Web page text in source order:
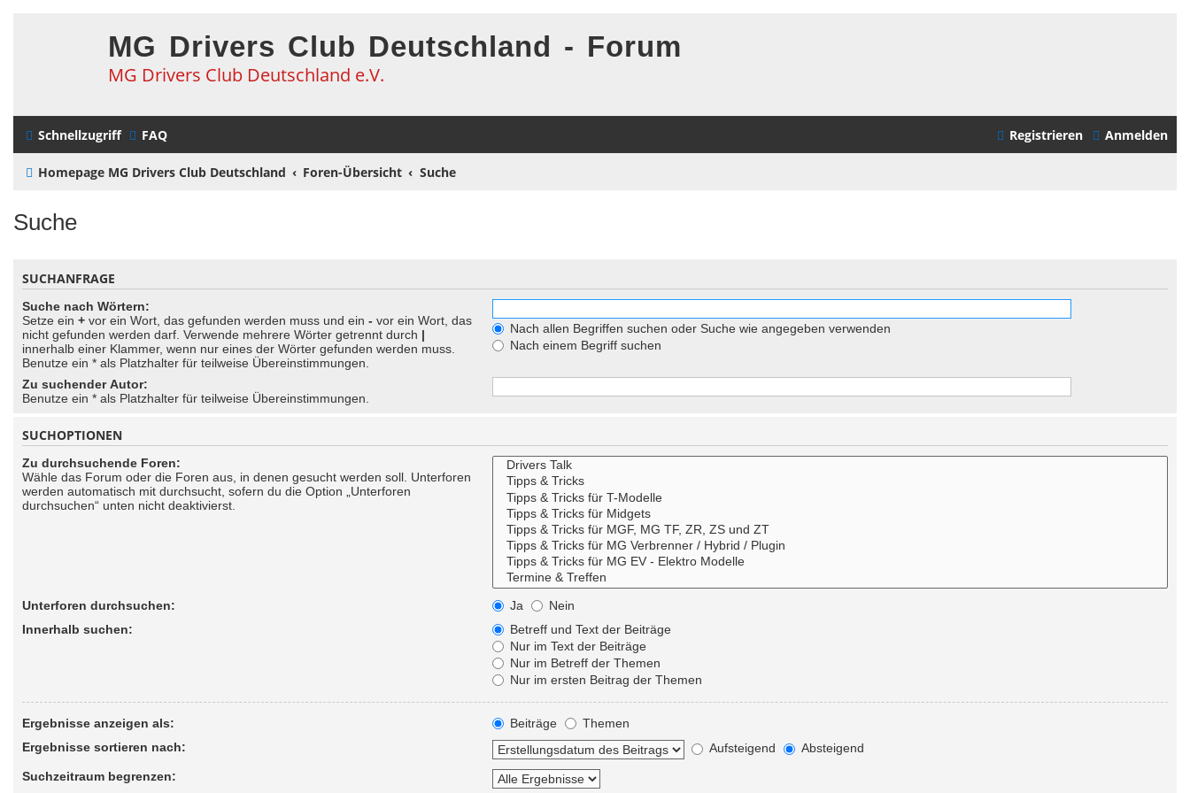
MG Drivers Club Deutschland - Forum
MG Drivers Club Deutschland e.V.
Schnellzugriff FAQ Anmelden
Registrieren
Homepage MG Drivers Club Deutschland Foren-Übersicht Suche
Suche
SUCHANFRAGE
Suche nach Wörtern:
Setze ein + vor ein Wort, das gefunden werden muss und ein - vor ein Wort, das
nicht gefunden werden darf. Verwende mehrere Wörter getrennt durch |
innerhalb einer Klammer, wenn nur eines der Wörter gefunden werden muss.
Benutze ein * als Platzhalter für teilweise Übereinstimmungen.
Nach allen Begriffen suchen oder Suche wie angegeben verwenden
Nach einem Begriff suchen
Zu suchender Autor:
Benutze ein * als Platzhalter für teilweise Übereinstimmungen.
SUCHOPTIONEN
Zu durchsuchende Foren:
Wähle das Forum oder die Foren aus, in denen gesucht werden soll. Unterforen
werden automatisch mit durchsucht, sofern du die Option „Unterforen
durchsuchen“ unten nicht deaktivierst.
Unterforen durchsuchen: Ja
Nein
Innerhalb suchen:
Betreff und Text der Beiträge
Nur im Text der Beiträge
Nur im Betreff der Themen
Nur im ersten Beitrag der Themen
Ergebnisse anzeigen als: Beiträge
Themen
Ergebnisse sortieren nach:
Aufsteigend
Absteigend
Suchzeitraum begrenzen: